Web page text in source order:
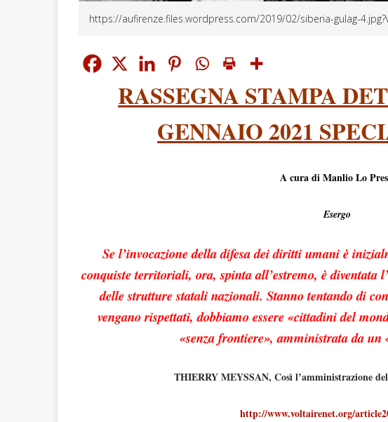
https://aufirenze.files.wordpress.com/2019/02/siberia-gulag-
RASSEGNA STAMPA
GENNAIO 2021
A cura di Manlio Lo
Esergo
Se l’invocazione della difesa dei diritti umani è
conquiste territoriali, ora, spinta all’estremo, è diventata
delle strutture statali nazionali. Stanno tentando di
vengano rispettati, dobbiamo essere «cittadini del
«senza frontiere», amministrata da un
THIERRY MEYSSAN, Così l’amministrazione
http://www.voltairenet.org/